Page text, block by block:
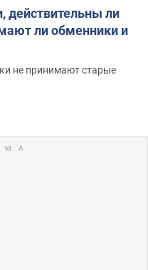
действительны ли
ли обменники и
не принимают старые